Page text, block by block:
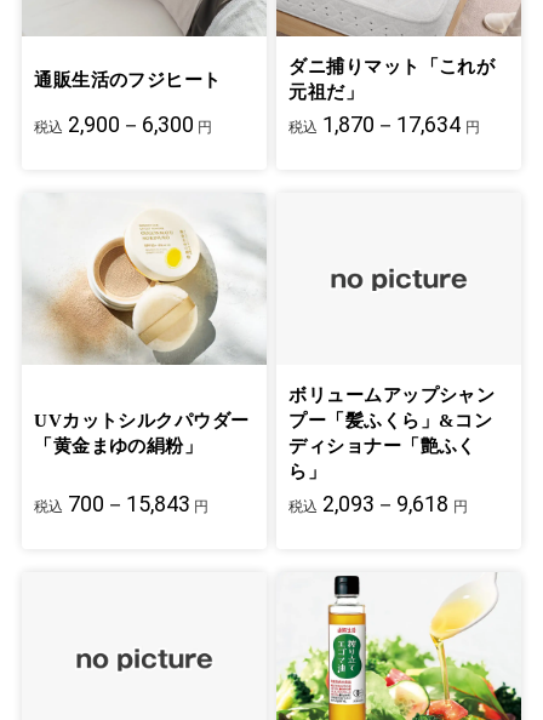
通販生活のフジヒート
税込 2,900－6,300 円
ダニ捕りマット「これが
元祖だ」
税込 1,870－17,634 円
UVカットシルクパウダー
「黄金まゆの絹粉」
税込 700－15,843 円
ボリュームアップシャン
プー「髪ふくら」&コン
ディショナー「艶ふく
ら」
税込 2,093－9,618 円